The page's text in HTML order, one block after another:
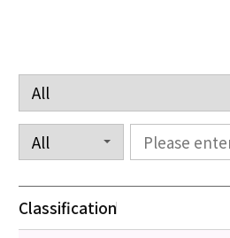
Classification